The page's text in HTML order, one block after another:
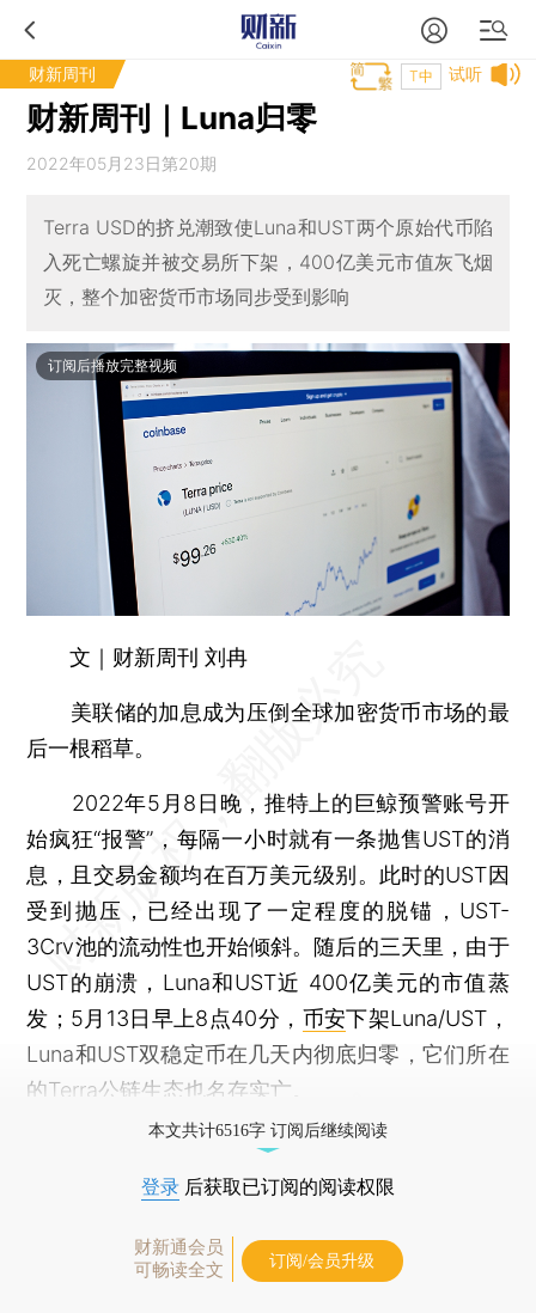
财新周刊 试听
T中
财新周刊｜Luna归零
2022年05月23日第20期
Terra USD的挤兑潮致使Luna和UST两个原始代币陷
入死亡螺旋并被交易所下架，400亿美元市值灰飞烟
灭，整个加密货币市场同步受到影响
订阅后播放完整视频
文｜财新周刊 刘冉
美联储的加息成为压倒全球加密货币市场的最
后一根稻草。
2022年5月8日晚，推特上的巨鲸预警账号开
始疯狂“报警”，每隔一小时就有一条抛售UST的消
息，且交易金额均在百万美元级别。此时的UST因
受到抛压，已经出现了一定程度的脱锚，UST-
3Crv池的流动性也开始倾斜。随后的三天里，由于
UST的崩溃，Luna和UST近 400亿美元的市值蒸
发；5月13日早上8点40分， 币安下架Luna/UST，
Luna和UST双稳定币在几天内彻底归零，它们所在
的Terra公链生态也名存实亡。
本文共计6516字 订阅后继续阅读
登录 后获取已订阅的阅读权限
财新通会员
可畅读全文
订阅/会员升级